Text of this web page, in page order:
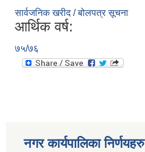
सार्वजनिक खरीद / बोलपत्र सूचना
आर्थिक वर्ष:
७५/७६
नगर कार्यपालिका निर्णयहरु